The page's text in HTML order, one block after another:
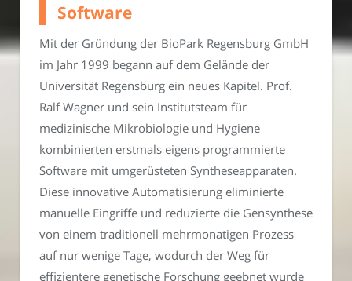
Software
Mit der Gründung der BioPark Regensburg GmbH
im Jahr 1999 begann auf dem Gelände der
Universität Regensburg ein neues Kapitel. Prof.
Ralf Wagner und sein Institutsteam für
medizinische Mikrobiologie und Hygiene
kombinierten erstmals eigens programmierte
Software mit umgerüsteten Syntheseapparaten.
Diese innovative Automatisierung eliminierte
manuelle Eingriffe und reduzierte die Gensynthese
von einem traditionell mehrmonatigen Prozess
auf nur wenige Tage, wodurch der Weg für
effizientere genetische Forschung geebnet wurde